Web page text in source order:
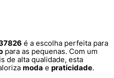
é a escolha perfeita para
para as pequenas. Com um
de alta qualidade, esta
moda e praticidade.